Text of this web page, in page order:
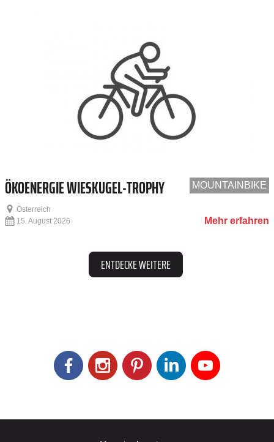
MOUNTAINBIKE
ÖKOENERGIE WIESKUGEL-TROPHY
Österreich
Mehr erfahren
15. August 2026
ENTDECKE WEITERE